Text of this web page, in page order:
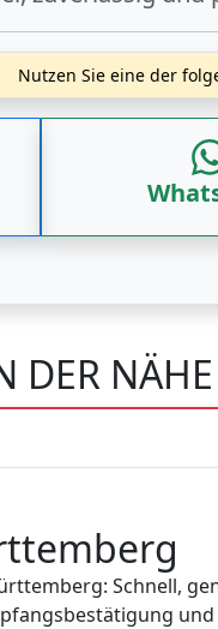
Nutzen Sie eine der
DER
Schnell,
und